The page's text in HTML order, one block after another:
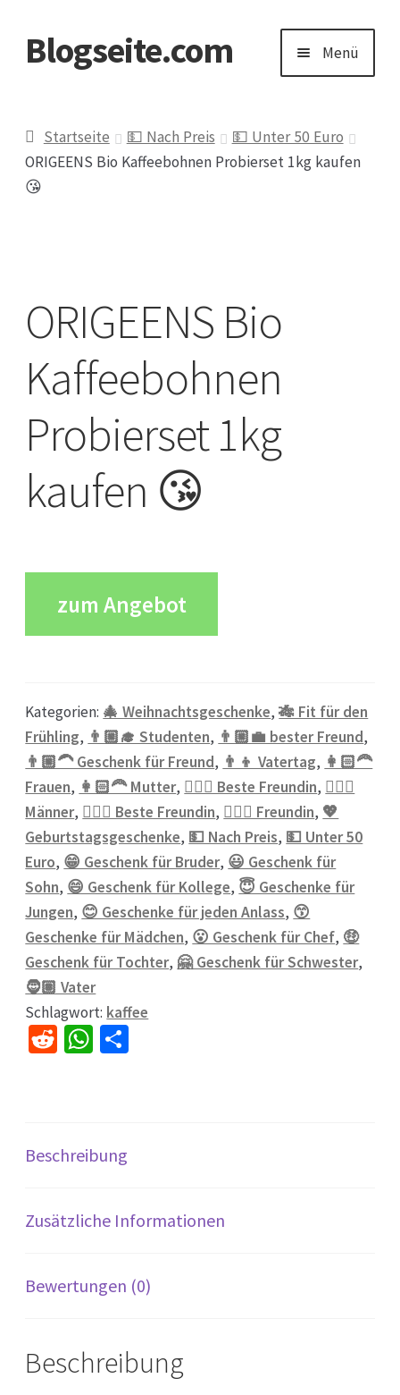
Zur
Navigation
Zum
Blogseite.com Menü
Datenschutzerklärung
Startseite 💵 Nach Preis
💵 Unter 50 Euro
ORIGEENS Bio Kaffeebohnen Probierset 1kg kaufen
😘
ORIGEENS Bio
Kaffeebohnen
Probierset 1kg
kaufen 😘
zum Angebot
Kategorien: 🎄 Weihnachtsgeschenke,🎋 Fit für den
Frühling, 👨🏼‍🎓 Studenten, 👨🏼‍💼 bester Freund,
👨🏼‍🦱 Geschenk für Freund, 👨‍👦 Vatertag, 👩🏻‍🦰
Frauen, 👩🏻‍🦰 Mutter, 👱🏻‍♀️ Beste Freundin, 👱🏼‍♂️
Männer, 💁🏼‍♀️ Beste Freundin, 💁🏼‍♀️ Freundin, 💖
Geburtstagsgeschenke, 💵 Nach Preis, 💵 Unter 50
Euro, 😁 Geschenk für Bruder, 😃 Geschenk für
Sohn, 😄 Geschenk für Kollege, 😇 Geschenke für
Jungen, 😊 Geschenke für jeden Anlass, 😙
Geschenke für Mädchen, 😮 Geschenk für Chef, 🤑
Geschenk für Tochter, 🤗 Geschenk für Schwester,
🧔🏽 Vater
Schlagwort: kaffee
R
t
W
p
Beschreibung
Zusätzliche Informationen
Bewertungen (0)
Beschreibung